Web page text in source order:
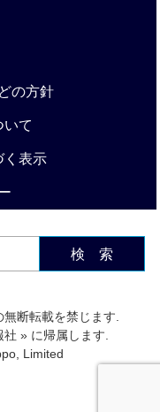
の方針
いて
く表示
検 索
断転載を禁じます.
社 » に帰属します.
Limited